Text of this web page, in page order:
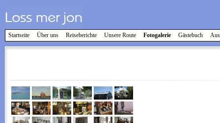
Startseite Über uns Reiseberichte Unsere Route Fotogalerie Gästebuch